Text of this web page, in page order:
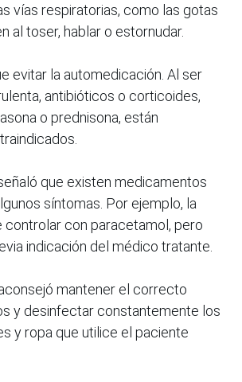
vías respiratorias, como las gotas
al toser, hablar o estornudar.
evitar la automedicación. Al ser
antibióticos o corticoides,
o prednisona, están
que existen medicamentos
síntomas. Por ejemplo, la
controlar con paracetamol, pero
indicación del médico tratante.
mantener el correcto
y desinfectar constantemente los
y ropa que utilice el paciente